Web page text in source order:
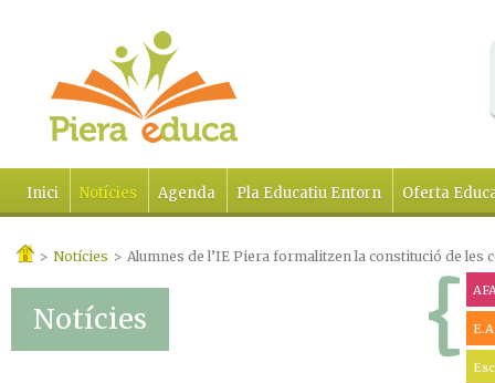
Inici Notícies Agenda Pla Educatiu Entorn Oferta
> Notícies > Alumnes de l’IE Piera formalitzen la constitució de les
Notícies